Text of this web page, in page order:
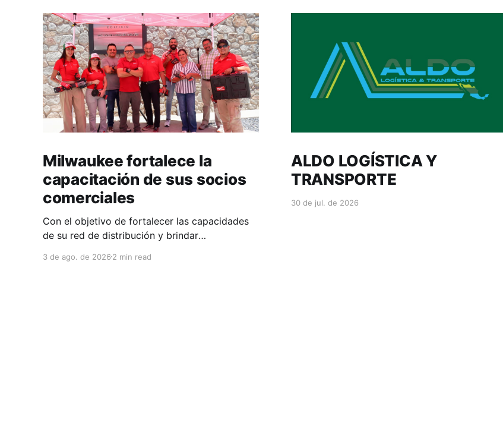
Milwaukee fortalece la
capacitación de sus socios
comerciales
Con el objetivo de fortalecer las capacidades
de su red de distribución y brindar
desempeño comercial y técnico, Milwaukee
3 de ago. de 2026 2 min read
ALDO LOGÍSTICA Y
TRANSPORTE
30 de jul. de 2026